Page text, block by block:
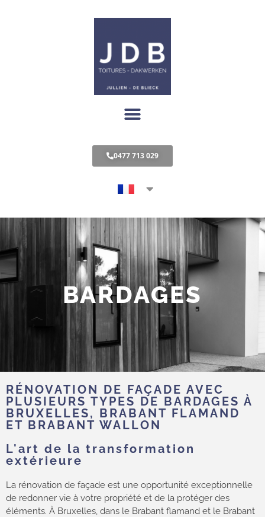
0477 713 029
BARDAGES
RÉNOVATION DE FAÇADE AVEC
PLUSIEURS TYPES DE BARDAGES À
BRUXELLES, BRABANT FLAMAND
ET BRABANT WALLON
L'art de la transformation
extérieure
La rénovation de façade est une opportunité exceptionnelle
de redonner vie à votre propriété et de la protéger des
éléments. À Bruxelles, dans le Brabant flamand et le Brabant